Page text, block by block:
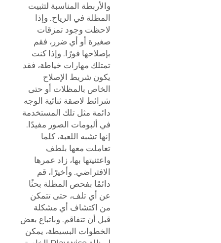
والأربطة المناسبة لتثبيت
المظلة في الرياح. وإذا
لاحظت وجود تمزقات
صغيرة أو أي ضرر، فقم
بإصلاحها فورًا. وإذا كنت
تمتلك مهارات خياطة، فقد
يكون شريط الإصلاح
الخاص بالمظلات أو حتى
شرائط لاصقة ثنائية الوجه
دائمة مثل تلك المستخدمة
في ألبومات الصور مفيدًا.
إنها تشبه اللعبة، كلما
تعاملت معها بلطف
واعتنيتها بها، زاد عمرها
الافتراضي. وأخيرًا، قم
دائمًا بفحص المظلة بحثًا
عن أي تلف، حتى تتمكن
من اكتشاف أي مشكلة
قبل أن تتفاقم. وباتباع بعض
الخطوات البسيطة، يمكن